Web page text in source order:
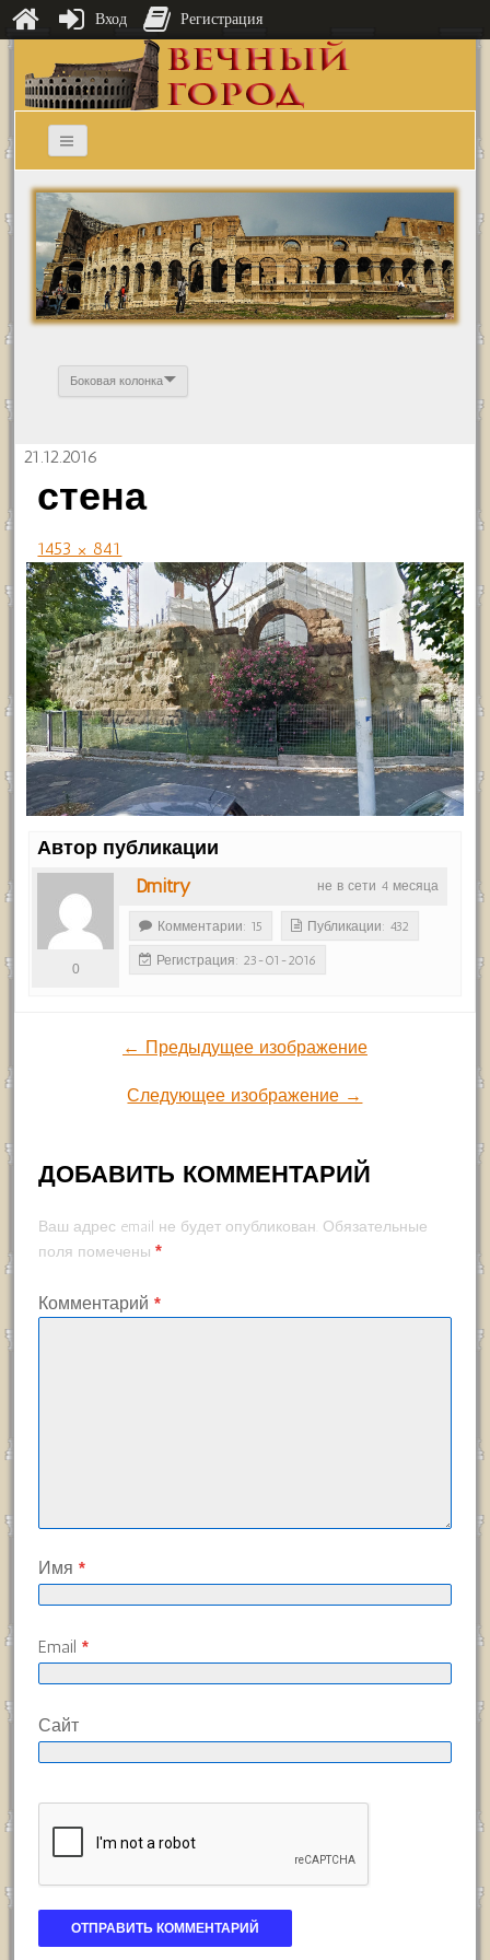
Боковая колонка
21.12.2016
стена
1453 × 841
Автор публикации
не в сети 4 месяца
Dmitry
0
Комментарии: 15 Публикации: 432
Регистрация: 23-01-2016
← Предыдущее изображение
Следующее изображение →
ДОБАВИТЬ КОММЕНТАРИЙ
Ваш адрес email не будет опубликован. Обязательные
поля помечены *
Комментарий *
Имя *
Email *
Сайт
Вход Регистрация